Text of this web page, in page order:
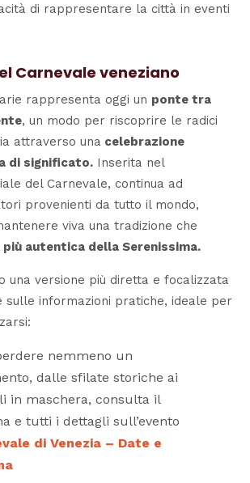
di rappresentare la città in eventi
Carnevale veneziano
rappresenta oggi un ponte tra
, un modo per riscoprire le radici
attraverso una celebrazione
di significato. Inserita nel
del Carnevale, continua ad
provenienti da tutto il mondo,
viva una tradizione che
più autentica della Serenissima.
una versione più diretta e focalizzata
sulle informazioni pratiche, ideale per
nemmeno un
dalle sfilate storiche ai
in maschera, consulta il
e tutti i dettagli sull’evento
di Venezia – Date e